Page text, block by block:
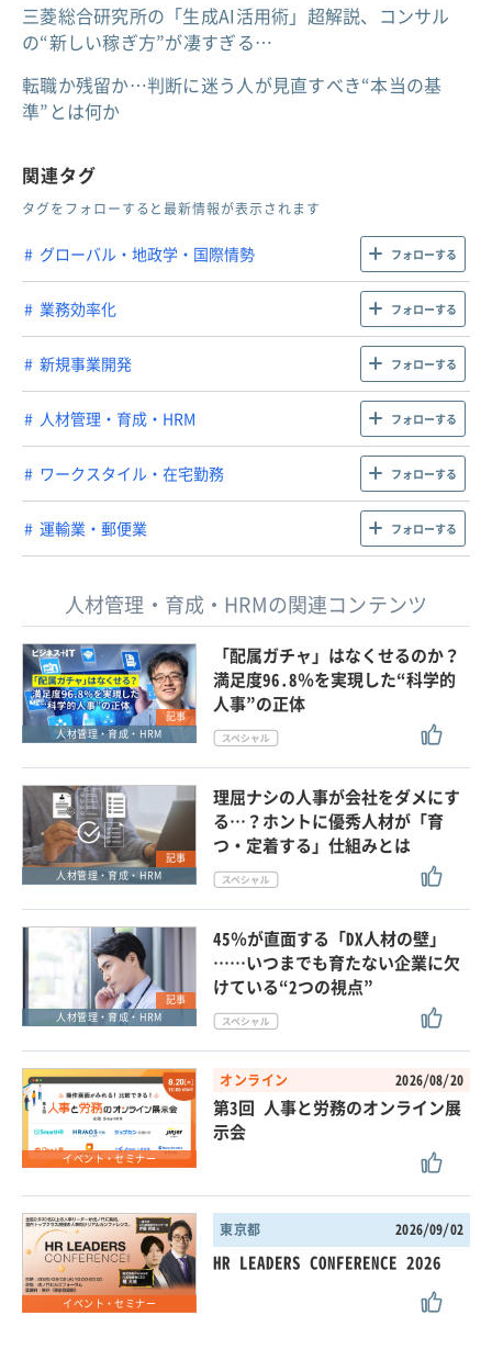
三菱総合研究所の「生成AI活用術」超解説、コンサル
の“新しい稼ぎ方”が凄すぎる…
転職か残留か…判断に迷う人が見直すべき“本当の基
準”とは何か
関連タグ
タグをフォローすると最新情報が表示されます
グローバル・地政学・国際情勢 フォローする
業務効率化 フォローする
新規事業開発 フォローする
人材管理・育成・HRM フォローする
ワークスタイル・在宅勤務 フォローする
運輸業・郵便業 フォローする
人材管理・育成・HRMの関連コンテンツ
記事
人材管理・育成・HRM
「配属ガチャ」はなくせるのか？
満足度96.8％を実現した“科学的
人事”の正体
記事
人材管理・育成・HRM
理屈ナシの人事が会社をダメにす
る…？ホントに優秀人材が「育
つ・定着する」仕組みとは
記事
人材管理・育成・HRM
45％が直面する「DX人材の壁」
……いつまでも育たない企業に欠
けている“2つの視点”
イベント・セミナー
オンライン 2026/08/20
第3回 人事と労務のオンライン展
示会
イベント・セミナー
東京都 2026/09/02
HR LEADERS CONFERENCE 2026